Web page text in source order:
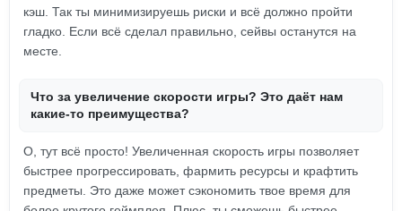
кэш. Так ты минимизируешь риски и всё должно пройти
гладко. Если всё сделал правильно, сейвы останутся на
месте.
Что за увеличение скорости игры? Это даёт нам
какие-то преимущества?
О, тут всё просто! Увеличенная скорость игры позволяет
быстрее прогрессировать, фармить ресурсы и крафтить
предметы. Это даже может сэкономить твое время для